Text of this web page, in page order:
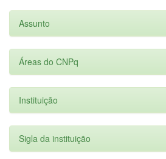
Assunto
Áreas do CNPq
Instituição
Sigla da instituição